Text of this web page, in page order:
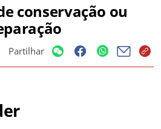
conservação ou
Partilhar